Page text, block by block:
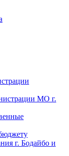
МО г.
г. Бодайбо и